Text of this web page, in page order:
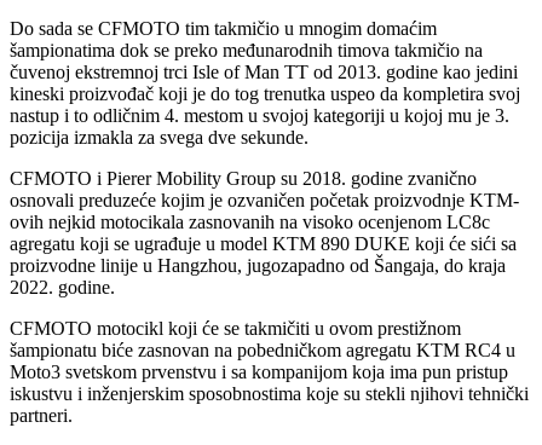
Do sada se CFMOTO tim takmičio u mnogim domaćim
šampionatima dok se preko međunarodnih timova takmičio na
čuvenoj ekstremnoj trci Isle of Man TT od 2013. godine kao jedini
kineski proizvođač koji je do tog trenutka uspeo da kompletira svoj
nastup i to odličnim 4. mestom u svojoj kategoriji u kojoj mu je 3.
pozicija izmakla za svega dve sekunde.
CFMOTO i Pierer Mobility Group su 2018. godine zvanično
osnovali preduzeće kojim je ozvaničen početak proizvodnje KTM-
ovih nejkid motocikala zasnovanih na visoko ocenjenom LC8c
agregatu koji se ugrađuje u model KTM 890 DUKE koji će sići ​​sa
proizvodne linije u Hangzhou, jugozapadno od Šangaja, do kraja
2022. godine.
CFMOTO motocikl koji će se takmičiti u ovom prestižnom
šampionatu biće zasnovan na pobedničkom agregatu KTM RC4 u
Moto3 svetskom prvenstvu i sa kompanijom koja ima pun pristup
iskustvu i inženjerskim sposobnostima koje su stekli njihovi tehnički
partneri.